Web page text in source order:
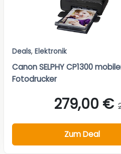
Deals, Elektronik
Canon SELPHY CP1300
Fotodrucker
279,00 €
Zum Deal